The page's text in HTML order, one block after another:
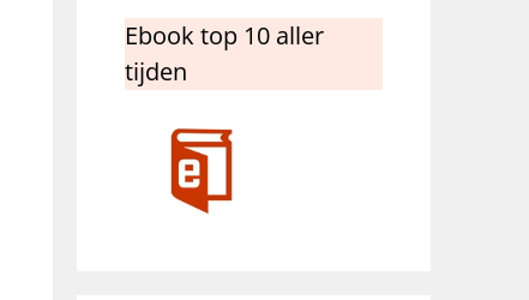
Ebook top 10 aller
tijden